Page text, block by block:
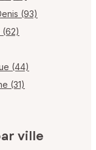
(93)
(62)
(44)
(31)
ville